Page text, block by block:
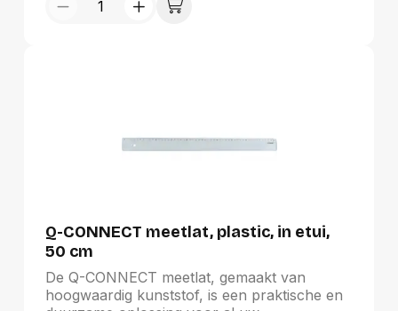
project.
Q-CONNECT meetlat, plastic, in etui,
50 cm
De Q-CONNECT meetlat, gemaakt van
hoogwaardig kunststof, is een praktische en